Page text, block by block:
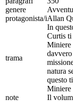
genere
protagonista/iAllan
trama
In
Curtis ti
Miniere
natura
questo
Miniere
note
Il